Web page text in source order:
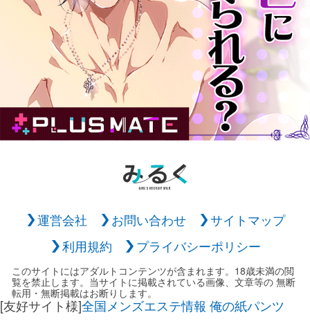
運営会社 お問い合わせ
サイトマップ
利用規約
プライバシーポリシー
このサイトにはアダルトコンテンツが含まれます。18歳未満の閲
覧を禁止します。当サイトに掲載されている画像、文章等の 無断
転用・無断掲載はお断りします。
[友好サイト様]全国メンズエステ情報 俺の紙パンツ